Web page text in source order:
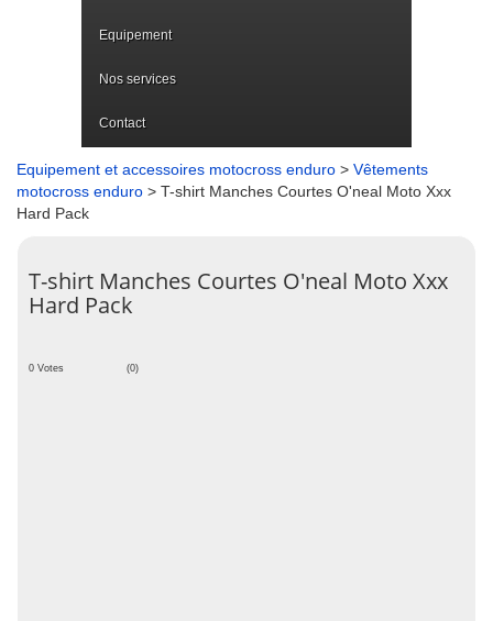
Equipement
Nos services
Contact
Equipement et accessoires motocross enduro > Vêtements
motocross enduro > T-shirt Manches Courtes O'neal Moto Xxx
Hard Pack
T-shirt Manches Courtes O'neal Moto Xxx
Hard Pack
0 Votes (0)